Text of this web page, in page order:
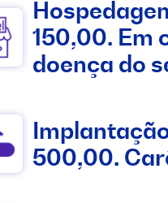
150,00. Em
doença do
500,00.